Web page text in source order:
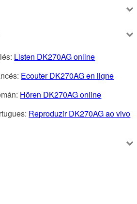
Listen DK270AG online
Ecouter DK270AG en ligne
Hören DK270AG online
Reproduzir DK270AG ao vivo